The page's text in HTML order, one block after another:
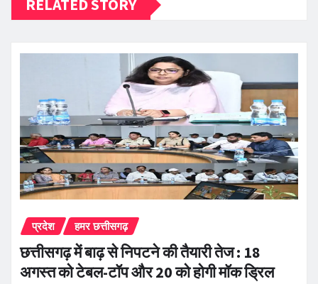
RELATED STORY
प्रदेश हमर छत्तीसगढ़
छत्तीसगढ़ में बाढ़ से निपटने की तैयारी तेज : 18
अगस्त को टेबल-टॉप और 20 को होगी मॉक ड्रिल